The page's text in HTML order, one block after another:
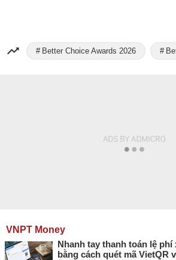
Better Choice Awards 2026
VNPT Money
Nhanh tay thanh toán lệ phí
bằng cách quét mã VietQR